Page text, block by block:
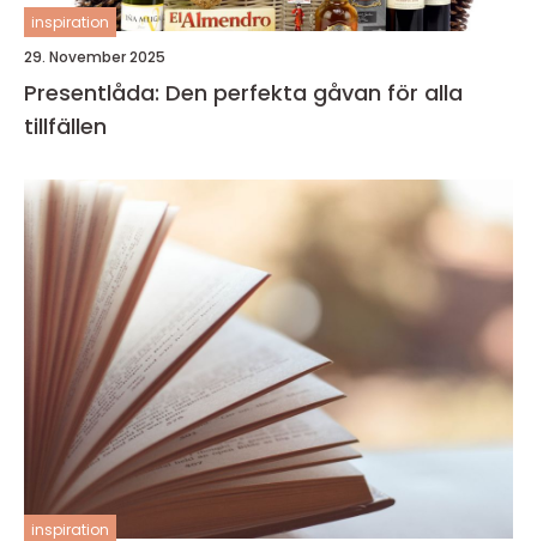
inspiration
29. November 2025
Presentlåda: Den perfekta gåvan för alla
tillfällen
inspiration